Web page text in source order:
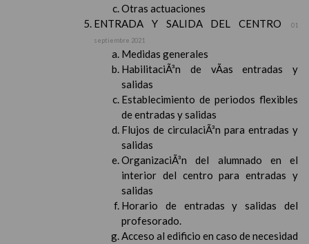
Otras actuaciones
ENTRADA Y SALIDA DEL CENTRO
01
septiembre 2021
Medidas generales
HabilitaciÃ³n de vÃ­as entradas y
salidas
Establecimiento de periodos flexibles
de entradas y salidas
Flujos de circulaciÃ³n para entradas y
salidas
OrganizaciÃ³n del alumnado en el
interior del centro para entradas y
salidas
Horario de entradas y salidas del
profesorado.
Acceso al edificio en caso de necesidad